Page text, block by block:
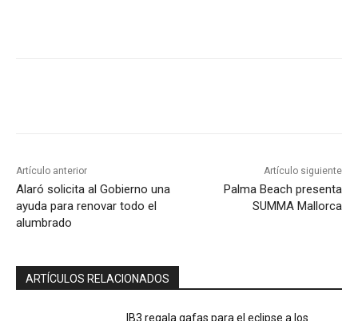
Artículo anterior
Alaró solicita al Gobierno una
ayuda para renovar todo el
alumbrado
Artículo siguiente
Palma Beach presenta
SUMMA Mallorca
ARTÍCULOS RELACIONADOS
IB3 regala gafas para el eclipse a los